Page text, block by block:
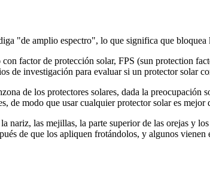
"de amplio espectro", lo que significa que
factor de protección solar, FPS (sun protection
de investigación para evaluar si un protector solar
de los protectores solares, dada la preocupación
de modo que usar cualquier protector solar es mejor
nariz, las mejillas, la parte superior de las orejas
de que los apliquen frotándolos, y algunos